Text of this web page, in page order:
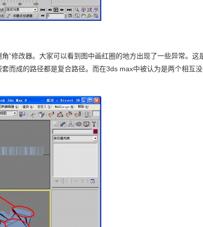
”修改器。大家可以看到图中画红圈的地方出现了一些异常。这
而成的路径都是复合路径。而在3ds max中被认为是两个相互